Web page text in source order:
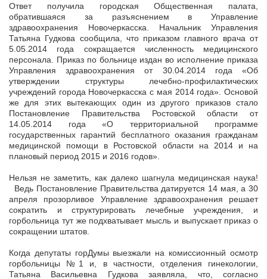
Ответ получила городская Общественная палата,
обратившаяся за разъяснением в Управление
здравоохранения Новочеркасска. Начальник Управления
Татьяна Гудкова сообщила, что приказом главного врача от
5.05.2014 года сокращается численность медицинского
персонала. Приказ по больнице издан во исполнение приказа
Управления здравоохранения от 30.04.2014 года «Об
утверждении структуры лечебно-профилактических
учреждений города Новочеркасска с мая 2014 года». Основой
же для этих вытекающих один из другого приказов стало
Постановление Правительства Ростовской области от
14.05.2014 года «О территориальной программе
государственных гарантий бесплатного оказания гражданам
медицинской помощи в Ростовской области на 2014 и на
плановый период 2015 и 2016 годов».
Нельзя не заметить, как далеко шагнула медицинская наука!
Ведь Постановление Правительства датируется 14 мая, а 30
апреля прозорливое Управление здравоохранения решает
сократить и структурировать лечебные учреждения, и
горбольница тут же подхватывает мысль и выпускает приказ о
сокращении штатов.
Когда депутаты горДумы выезжали на комиссионный осмотр
горбольницы №1 и, в частности, отделения гинекологии,
Татьяна Васильевна Гудкова заявляла, что, согласно